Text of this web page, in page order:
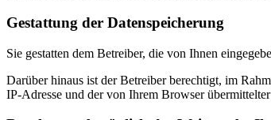
Gestattung der Datenspeicherung
Sie gestatten dem Betreiber, die von Ihnen
Darüber hinaus ist der Betreiber berechtigt, im
IP-Adresse und der von Ihrem Browser